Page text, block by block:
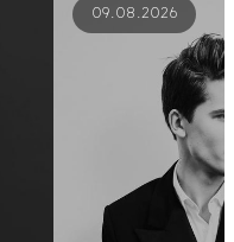
09.08.2026